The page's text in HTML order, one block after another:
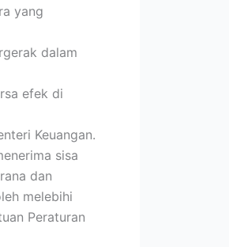
yang
dalam
efek di
Keuangan.
sisa
dan
melebihi
Peraturan